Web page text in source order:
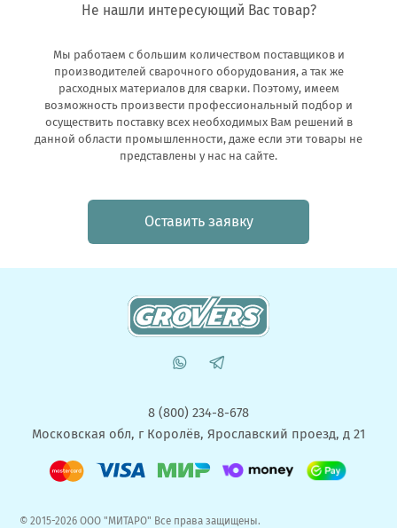
Не нашли интересующий Вас товар?
Мы работаем с большим количеством поставщиков и
производителей сварочного оборудования, а так же
расходных материалов для сварки. Поэтому, имеем
возможность произвести профессиональный подбор и
осуществить поставку всех необходимых Вам решений в
данной области промышленности, даже если эти товары не
представлены у нас на сайте.
Оставить заявку
8 (800) 234-8-678
Московская обл, г Королёв, Ярославский проезд, д 21
© 2015-2026 ООО "МИТАРО" Все права защищены.